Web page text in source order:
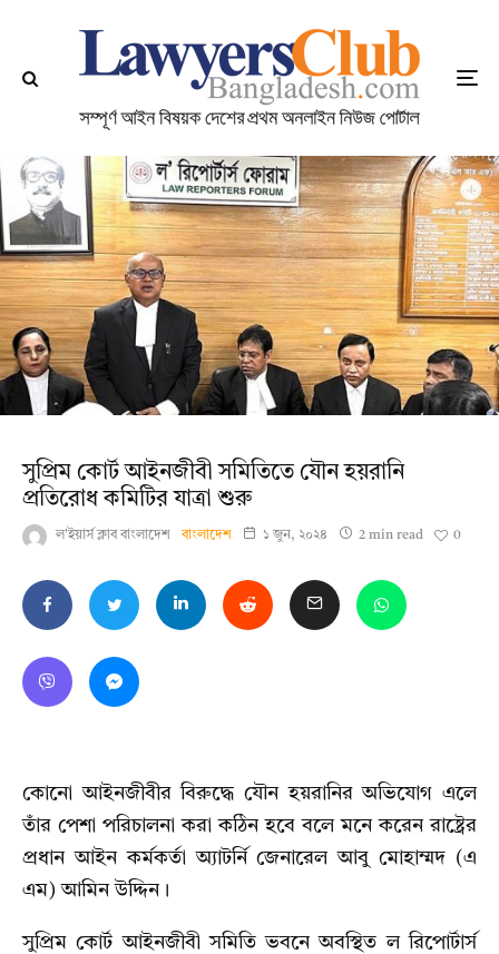
সুপ্রিম কোর্ট আইনজীবী সমিতিতে যৌন হয়রানি
প্রতিরোধ কমিটির যাত্রা শুরু
ল'ইয়ার্স ক্লাব বাংলাদেশ বাংলাদেশ ১ জুন, ২০২৪ 2 min read 0
কোনো আইনজীবীর বিরুদ্ধে যৌন হয়রানির অভিযোগ এলে
তাঁর পেশা পরিচালনা করা কঠিন হবে বলে মনে করেন রাষ্ট্রের
প্রধান আইন কর্মকর্তা অ্যাটর্নি জেনারেল আবু মোহাম্মদ (এ
এম) আমিন উদ্দিন।
সুপ্রিম কোর্ট আইনজীবী সমিতি ভবনে অবস্থিত ল রিপোর্টার্স